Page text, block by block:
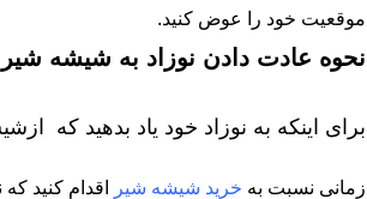
موقعیت خود را عوض کنید.
نحوه عادت دادن نوزاد به شیشه شیر
برای اینکه به نوزاد خود یاد بدهید که
زمانی نسبت به خرید شیشه شیر
اقدام کنید